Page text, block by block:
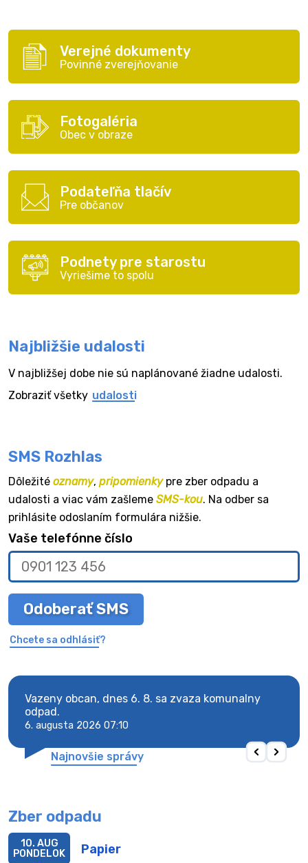
Verejné dokumenty
Povinné zverejňovanie
Fotogaléria
Obec v obraze
Podateľňa tlačív
Pre občanov
Podnety pre starostu
Vyriešime to spolu
Najbližšie udalosti
V najbližšej dobe nie sú naplánované žiadne udalosti.
Zobraziť všetky udalosti
SMS Rozhlas
Dôležité oznamy, pripomienkypre zber odpadu a
udalosti a viac vám zašleme SMS-kou. Na odber sa
prihlásite odoslaním formulára nižšie.
Vaše telefónne číslo
Odoberať SMS
Chcete sa odhlásiť?
Vazeny obcan, dnes 6. 8. sa zvaza komunalny
odpad.
6. augusta 2026 07:10
Najnovšie správy
Zber odpadu
Papier
10. AUG
PONDELOK